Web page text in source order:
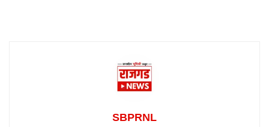
SBPRNL